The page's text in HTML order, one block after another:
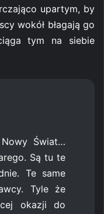
upartym, by
wokół błagają go
tym na siebie
Świat…
Są tu te
Te same
Tyle że
okazji do